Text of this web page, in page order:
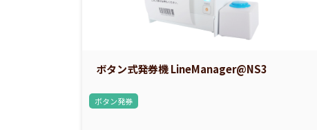
ボタン式発券機 LineManager@NS3
ボタン発券